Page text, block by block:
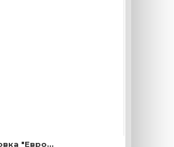
Листовка "Еврофлаер" (цветная с двух сторон)